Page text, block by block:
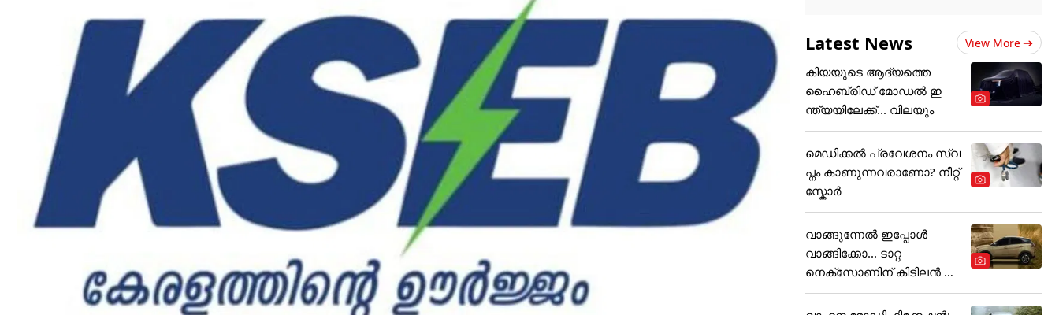
Latest News View More
കിയയുടെ ആദ്യത്തെ
ഹൈബ്രിഡ് മോഡൽ ഇ
ന്ത്യയിലേക്ക്... വിലയും
മെഡിക്കല്‍ പ്രവേശനം സ്വ
പ്നം കാണുന്നവരാണോ? നീറ്റ്
സ്കോർ
വാങ്ങുന്നേൽ ഇപ്പോൾ
വാങ്ങിക്കോ... ടാറ്റ
നെക്സോണിന് കിടിലൻ ഓ
ഫർ